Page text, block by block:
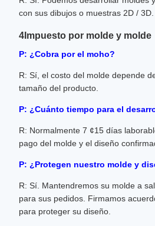
con sus dibujos o muestras 2D / 3D.
4Impuesto por molde y molde
P: ¿Cobra por el moho?
R: Sí, el costo del molde depende
tamaño del producto.
P: ¿Cuánto tiempo para el
R: Normalmente 7 ¢15 días
pago del molde y el diseño
P: ¿Protegen nuestro molde y
R: Sí. Mantendremos su molde a
para sus pedidos. Firmamos
para proteger su diseño.